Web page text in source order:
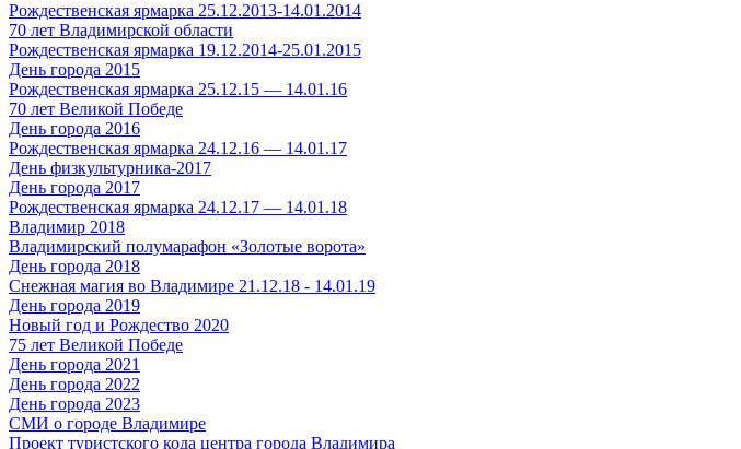
Рождественская ярмарка 25.12.2013-14.01.2014
70 лет Владимирской области
Рождественская ярмарка 19.12.2014-25.01.2015
День города 2015
Рождественская ярмарка 25.12.15 — 14.01.16
70 лет Великой Победе
День города 2016
Рождественская ярмарка 24.12.16 — 14.01.17
День физкультурника-2017
День города 2017
Рождественская ярмарка 24.12.17 — 14.01.18
Владимир 2018
Владимирский полумарафон «Золотые ворота»
День города 2018
Снежная магия во Владимире 21.12.18 - 14.01.19
День города 2019
Новый год и Рождество 2020
75 лет Великой Победе
День города 2021
День города 2022
День города 2023
СМИ о городе Владимире
Проект туристского кода центра города Владимира